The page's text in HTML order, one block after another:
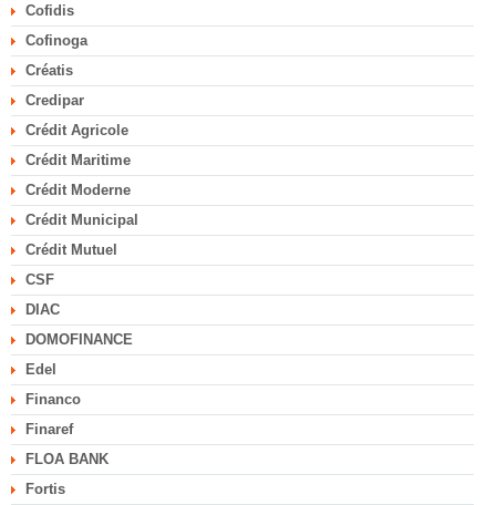
Cofidis
Cofinoga
Créatis
Credipar
Crédit Agricole
Crédit Maritime
Crédit Moderne
Crédit Municipal
Crédit Mutuel
CSF
DIAC
DOMOFINANCE
Edel
Financo
Finaref
FLOA BANK
Fortis